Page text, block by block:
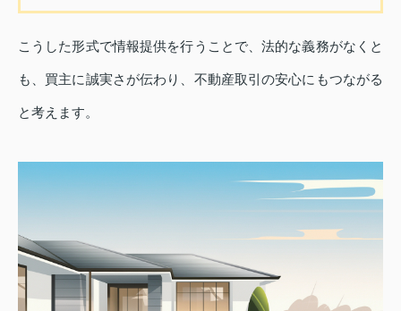
こうした形式で情報提供を行うことで、法的な義務がなくと
も、買主に誠実さが伝わり、不動産取引の安心にもつながる
と考えます。